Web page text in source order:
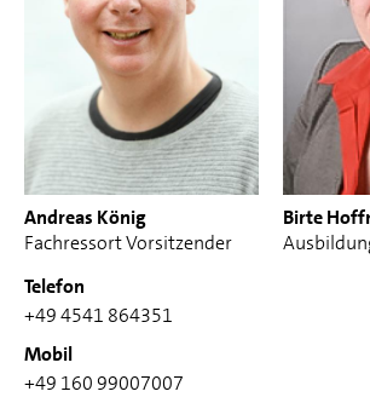
Andreas König
Fachressort Vorsitzender
Telefon
+49 4541 864351
Mobil
+49 160 99007007
Birte